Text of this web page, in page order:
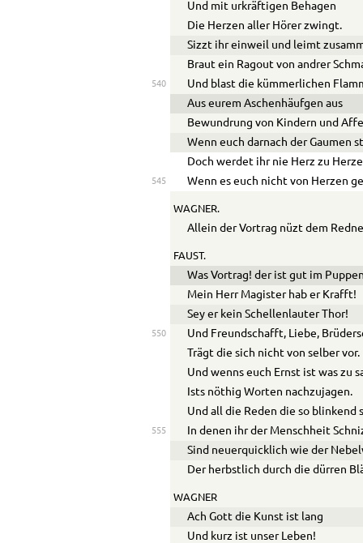
Und mit urkräftigen Behagen
Die Herzen aller Hörer zwingt.
Sizzt ihr einweil und leimt
Braut ein Ragout von andrer
540 Und blast die kümmerlichen
Aus eurem Aschenhäufgen aus
Bewundrung von Kindern und
Wenn euch darnach der Gaumen
Doch werdet ihr nie Herz zu
545 Wenn es euch nicht von Herzen
WAGNER.
Allein der Vortrag nüzt dem
FAUST.
Was Vortrag! der ist gut im
Mein Herr Magister hab er Krafft!
Sey er kein Schellenlauter Thor!
550
Und Freundschafft, Liebe,
Trägt die sich nicht von selber vor.
Und wenns euch Ernst ist was zu
Ists nöthig Worten nachzujagen.
Und all die Reden die so blinkend
555
In denen ihr der Menschheit
Sind neuerquicklich wie der
Der herbstlich durch die dürren
WAGNER
Ach Gott die Kunst ist lang
Und kurz ist unser Leben!